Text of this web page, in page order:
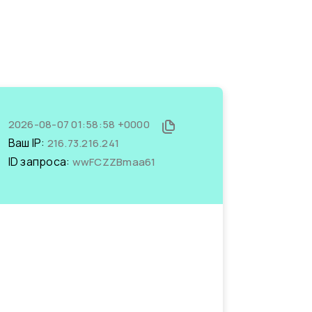
2026-08-07 01:58:58 +0000
Ваш IP: 216.73.216.241
ID запроса: wwFCZZBmaa61